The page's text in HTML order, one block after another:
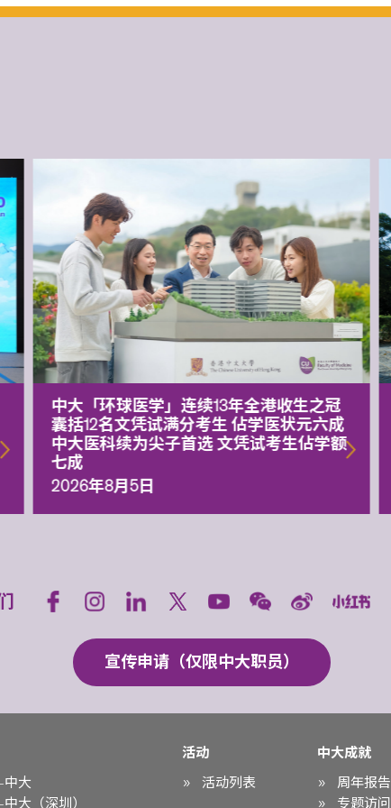
中大「环球医学」连续13年全港收生之冠
囊括12名文凭试满分考生 佔学医状元六成
中大医科续为尖子首选 文凭试考生佔学额
七成
2026年8月5日
宣传申请（仅限中大职员）
中大
大（深圳）
活动
活动列表
中大成就
周年报告
专题访问